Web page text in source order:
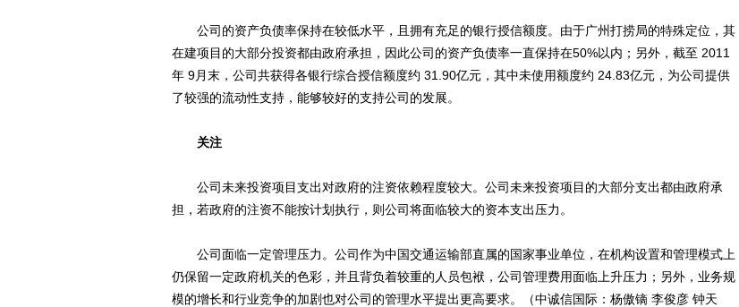
公司的资产负债率保持在较低水平，且拥有充足的银行授信额度。由于广州打捞局的特殊定位，其
在建项目的大部分投资都由政府承担，因此公司的资产负债率一直保持在50%以内；另外，截至 2011
年 9月末，公司共获得各银行综合授信额度约 31.90亿元，其中未使用额度约 24.83亿元，为公司提供
了较强的流动性支持，能够较好的支持公司的发展。
关注
公司未来投资项目支出对政府的注资依赖程度较大。公司未来投资项目的大部分支出都由政府承
担，若政府的注资不能按计划执行，则公司将面临较大的资本支出压力。
公司面临一定管理压力。公司作为中国交通运输部直属的国家事业单位，在机构设置和管理模式上
仍保留一定政府机关的色彩，并且背负着较重的人员包袱，公司管理费用面临上升压力；另外，业务规
模的增长和行业竞争的加剧也对公司的管理水平提出更高要求。（中诚信国际：杨傲镝 李俊彦 钟天